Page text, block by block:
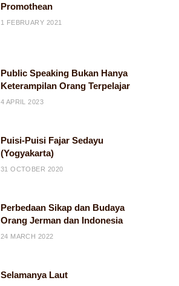
Promothean
1 FEBRUARY 2021
Public Speaking Bukan Hanya
Keterampilan Orang Terpelajar
4 APRIL 2023
Puisi-Puisi Fajar Sedayu
(Yogyakarta)
31 OCTOBER 2020
Perbedaan Sikap dan Budaya
Orang Jerman dan Indonesia
24 MARCH 2022
Selamanya Laut